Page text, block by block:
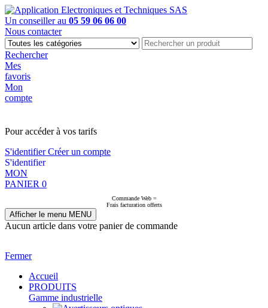
Un conseiller au 05 59 06 06 00
Nous contacter
Rechercher
Mes
favoris
Mon
compte
Pour accéder à vos tarifs
S'identifierCréer un compte
S'identifier
MON
PANIER 0
Commande Web =
Frais facturation offerts
Afficher le menu MENU
Aucun article dans votre panier de commande
Fermer
Accueil
PRODUITS
Gamme industrielle